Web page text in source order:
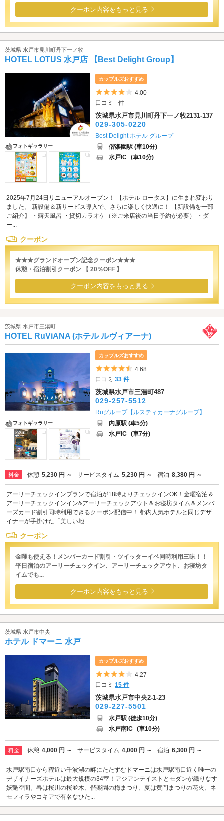
クーポン内容をもっと見る
茨城県 水戸市見川町丹下一ノ牧
HOTEL LOTUS 水戸店 【Best Delight Group】
フォトギャラリー
カップルズおすすめ
5つ星のうち4
4.00
口コミ - 件
茨城県水戸市見川町丹下一ノ牧2131-137
029-305-0220
Best Delight ホテル グループ
偕楽園駅 (車10分)
水戸IC (車10分)
2025年7月24日リニューアルオープン！ 【ホテル ロータス】に生まれ変わり
ました。 新設備＆新サービス導入で、さらに楽しく快適に！ 【新設備を一部
ご紹介】 ・露天風呂 ・貸切カラオケ（※ご来店後の当日予約が必要） ・ダ
ー...
クーポン
★★★グランドオープン記念クーポン★★★
休憩・宿泊割引クーポン 【 20％OFF 】
クーポン内容をもっと見る
茨城県 水戸市三湯町
HOTEL RuViANA (ホテル ルヴィアーナ)
フォトギャラリー
カップルズおすすめ
5つ星のうち4.5
4.68
口コミ33 件
茨城県水戸市三湯町487
029-257-5512
Ruグループ【ルスティカーナグループ】
内原駅 (車5分)
水戸IC (車7分)
料金 休憩 5,230 円 ～ サービスタイム 5,230 円 ～ 宿泊 8,380 円 ～
アーリーチェックインプランで宿泊が18時よりチェックインOK！金曜宿泊＆
アーリーチェックインイン&アーリーチェックアウト＆お寝坊タイム＆メンバ
ーズカード割引同時利用できるクーポン配信中！ 都内人気ホテルと同じデザ
イナーが手掛けた「美しい地...
クーポン
金曜も使える！メンバーカード割引・ツイッターイベ同時利用三昧！！
平日宿泊のアーリーチェックイン、アーリーチェックアウト、お寝坊タ
イムでも...
クーポン内容をもっと見る
茨城県 水戸市中央
ホテル ドマーニ 水戸
カップルズおすすめ
5つ星のうち4
4.27
口コミ15 件
茨城県水戸市中央2-1-23
029-227-5501
水戸駅 (徒歩10分)
水戸南IC (車10分)
料金 休憩 4,000 円 ～ サービスタイム 4,000 円 ～ 宿泊 6,300 円 ～
水戸駅南口から程近い千波湖の畔にたたずむドマーニは水戸駅南口近く唯一の
デザイナーズホテルは最大規模の34室！アジアンテイストとモダンが織りなす
妖艶空間。春は桜川の桜並木、偕楽園の梅まつり、夏は黄門まつりの花火、ネ
モフィラやコキアで有名なひた...